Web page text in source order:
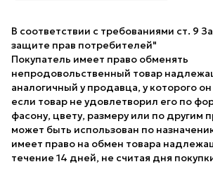
В соответствии с требованиями ст. 9
защите прав потребителей"
Покупатель имеет право обменять
непродовольственный товар
аналогичный у продавца, у которого
если товар не удовлетворил его по
фасону, цвету, размеру или по другим
может быть использован по
имеет право на обмен товара
течение 14 дней, не считая дня